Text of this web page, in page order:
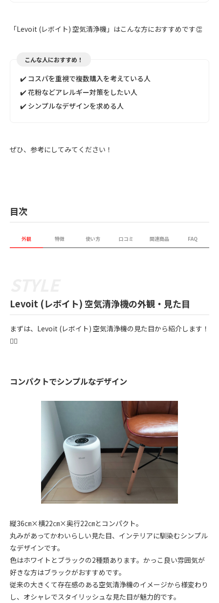
「Levoit (レボイト) 空気清浄機」はこんな方におすすめです👏
こんな人におすすめ！
✔️ コスパを重視で複数購入を考えている人
✔️ 花粉などアレルギー対策をしたい人
✔️ シンプルなデザインを求める人
ぜひ、参考にしてみてください！
目次
外観 特徴 使い方 口コミ 関連商品 FAQ
Levoit (レボイト) 空気清浄機の外観・見た目
まずは、Levoit (レボイト) 空気清浄機の見た目から紹介します！
💁‍♀️
コンパクトでシンプルなデザイン
縦36㎝×横22㎝×奥行22㎝とコンパクト。
丸みがあってかわいらしい見た目、インテリアに馴染むシンプル
なデザインです。
色はホワイトとブラックの2種類あります。かっこ良い雰囲気が
好きな方はブラックがおすすめです。
従来の大きくて存在感のある空気清浄機のイメージから様変わり
し、オシャレでスタイリッシュな見た目が魅力的です。